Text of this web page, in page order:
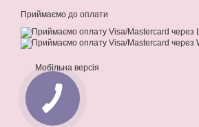
Приймаємо до оплати
Мобільна версія